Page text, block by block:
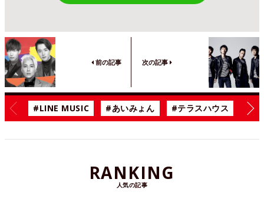
前の記事 次の記事
#LINE MUSIC #あいみょん #テラスハウス #漫
RANKING
人気の記事